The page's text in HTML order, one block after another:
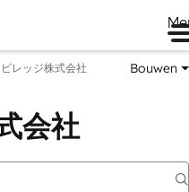
レッジ株式会社 Bouwen
会社